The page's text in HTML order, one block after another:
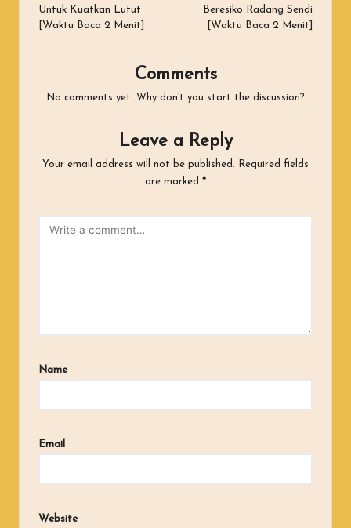
Untuk Kuatkan Lutut
[Waktu Baca 2 Menit]
Beresiko Radang Sendi
[Waktu Baca 2 Menit]
Comments
No comments yet. Why don’t you start the discussion?
Leave a Reply
Your email address will not be published.
Required fields
are marked *
Name
Email
Website